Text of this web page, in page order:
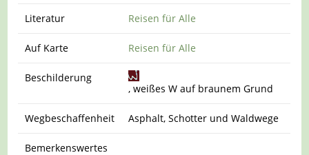
Literatur Reisen für Alle
Auf Karte Reisen für Alle
Beschilderung
, weißes W auf braunem Grund
Wegbeschaffenheit Asphalt, Schotter und Waldwege
Bemerkenswertes